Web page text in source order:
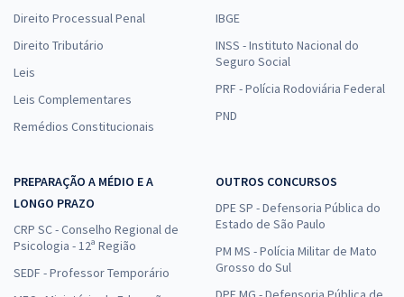
Direito Processual Penal
Direito Tributário
Leis
Leis Complementares
Remédios Constitucionais
IBGE
INSS - Instituto Nacional do
Seguro Social
PRF - Polícia Rodoviária Federal
PND
PREPARAÇÃO A MÉDIO E A
LONGO PRAZO
CRP SC - Conselho Regional de
Psicologia - 12ª Região
SEDF - Professor Temporário
OUTROS CONCURSOS
DPE SP - Defensoria Pública do
Estado de São Paulo
PM MS - Polícia Militar de Mato
Grosso do Sul